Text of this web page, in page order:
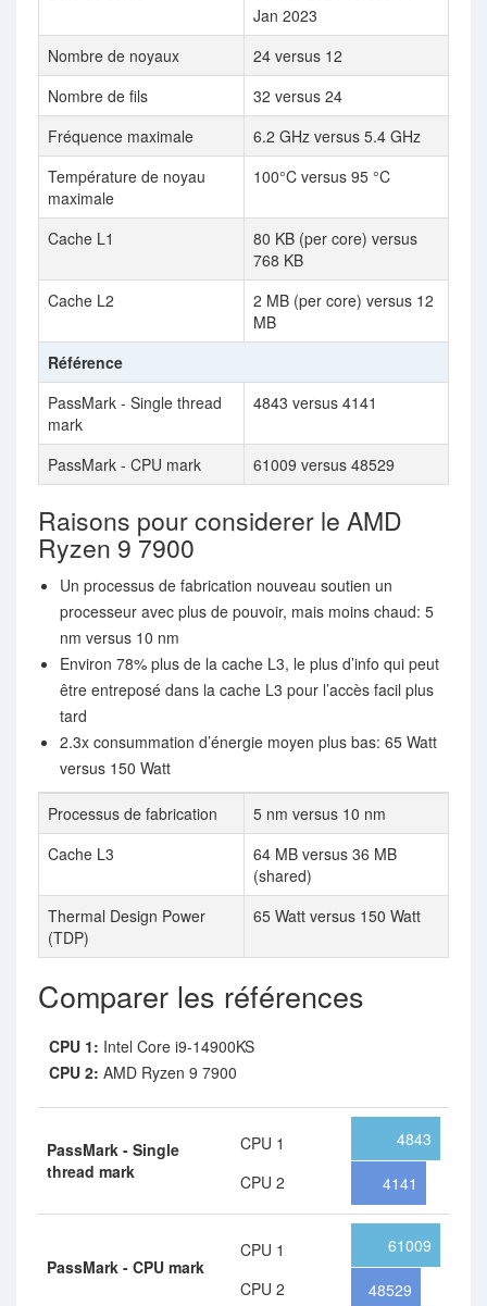
Jan 2023
Nombre de noyaux
24 versus 12
Nombre de fils
32 versus 24
Fréquence maximale
6.2 GHz versus 5.4 GHz
Température de noyau
maximale
100°C versus 95 °C
Cache L1
80 KB (per core) versus
768 KB
Cache L2
2 MB (per core) versus 12
MB
Référence
PassMark - Single thread
mark
4843 versus 4141
PassMark - CPU mark 61009 versus 48529
Raisons pour considerer le AMD
Ryzen 9 7900
Un processus de fabrication nouveau soutien un
processeur avec plus de pouvoir, mais moins chaud: 5
nm versus 10 nm
Environ 78% plus de la cache L3, le plus d’info qui peut
être entreposé dans la cache L3 pour l’accès facil plus
tard
2.3x consummation d’énergie moyen plus bas: 65 Watt
versus 150 Watt
Processus de fabrication
5 nm versus 10 nm
Cache L3
64 MB versus 36 MB
(shared)
Thermal Design Power
(TDP)
65 Watt versus 150 Watt
Comparer les références
CPU 1: Intel Core i9-14900KS
CPU 2: AMD Ryzen 9 7900
PassMark - Single
thread mark
CPU 1
CPU 2
4843
4141
PassMark - CPU mark
CPU 1
CPU 2
61009
48529